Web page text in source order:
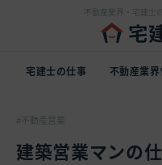
不動産業界・宅建士
宅建士の仕事 不動産業界
不動産営業
建築営業マンの